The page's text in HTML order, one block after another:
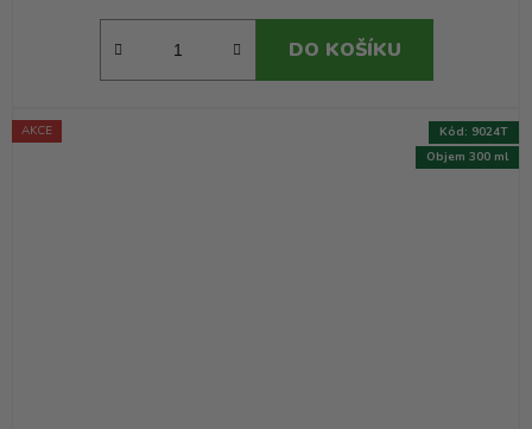
DO KOŠÍKU
AKCE
Objem 300 ml
Kód: 9024T